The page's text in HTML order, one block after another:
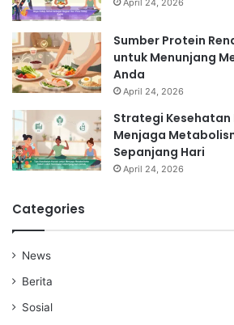
April 24, 2026
Sumber Protein
untuk Menunjang
Anda
April 24, 2026
Strategi Kesehatan
Menjaga
Sepanjang Hari
April 24, 2026
Categories
News
Berita
Sosial